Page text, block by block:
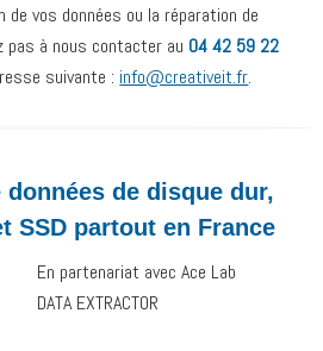
de vos données ou la réparation de
pas à nous contacter au 04 42 59 22
suivante : info@creativeit.fr.
données de disque dur,
SSD partout en France
En partenariat avec Ace Lab
DATA EXTRACTOR